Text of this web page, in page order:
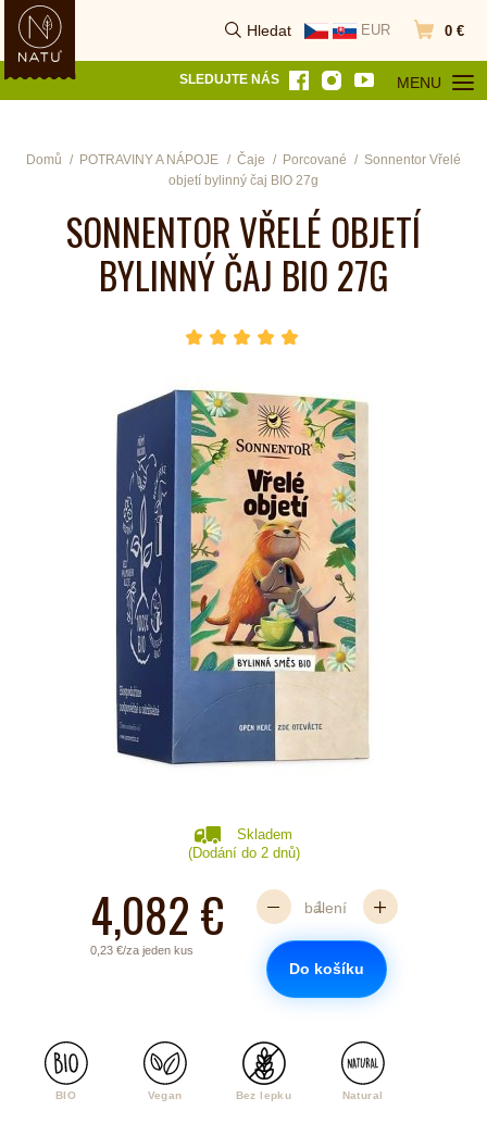
Hledat
Vyhledat
EUR
Přejít do
0 €
SLEDUJTE NÁS MENU
OTEVŘÍT
Domů POTRAVINY A NÁPOJE Čaje Porcované
Sonnentor Vřelé
objetí bylinný čaj BIO 27g
SONNENTOR VŘELÉ OBJETÍ
BYLINNÝ ČAJ BIO 27G
hvězda 1
hvězda 2
hvězda 3hvězda 4
Skladem
(Dodání do 2 dnů)
4,082 €
0,23 €/za jeden kus
balení
Do košíku
BIO Vegan Bez lepku Natural